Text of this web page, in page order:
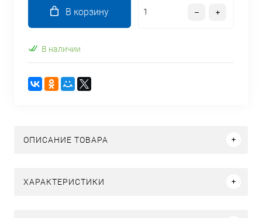
В корзину
В наличии
ОПИСАНИЕ ТОВАРА
ХАРАКТЕРИСТИКИ